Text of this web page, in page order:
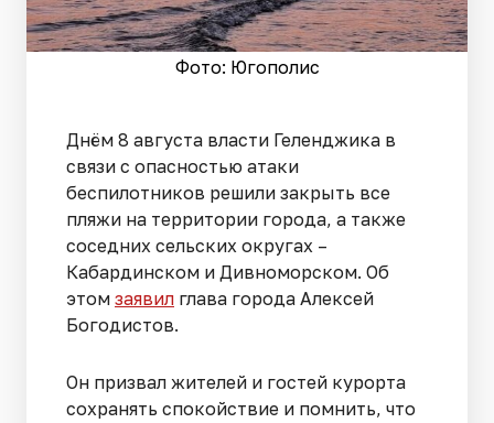
Фото: Югополис
Днём 8 августа власти Геленджика в
связи с опасностью атаки
беспилотников решили закрыть все
пляжи на территории города, а также
соседних сельских округах –
Кабардинском и Дивноморском. Об
этом заявил глава города Алексей
Богодистов.
Он призвал жителей и гостей курорта
сохранять спокойствие и помнить, что